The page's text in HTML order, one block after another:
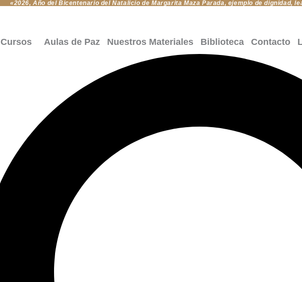
«2026, Año del Bicentenario del Natalicio de Margarita Maza Parada, ejemplo de dignidad,
Cursos Aulas de Paz Nuestros Materiales Biblioteca Contacto